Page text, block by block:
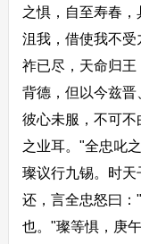
之惧，自至寿春
沮我，借使我不
祚已尽，天命归
背德，但以今兹晋
彼心未服，不可
之业耳。"全忠叱
璨议行九锡。时
还，言全忠怒曰
也。"璨等惧，庚